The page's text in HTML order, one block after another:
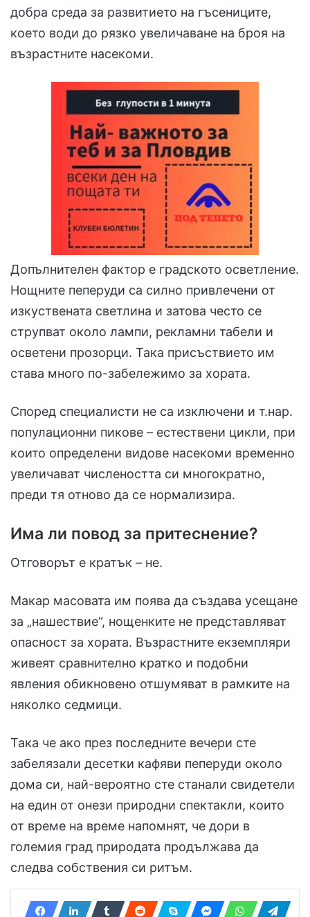
добра среда за развитието на гъсениците,
което води до рязко увеличаване на броя на
възрастните насекоми.
Допълнителен фактор е градското осветление.
Нощните пеперуди са силно привлечени от
изкуствената светлина и затова често се
струпват около лампи, рекламни табели и
осветени прозорци. Така присъствието им
става много по-забележимо за хората.
Според специалисти не са изключени и т.нар.
популационни пикове – естествени цикли, при
които определени видове насекоми временно
увеличават числеността си многократно,
преди тя отново да се нормализира.
Има ли повод за притеснение?
Отговорът е кратък – не.
Макар масовата им поява да създава усещане
за „нашествие“, нощенките не представляват
опасност за хората. Възрастните екземпляри
живеят сравнително кратко и подобни
явления обикновено отшумяват в рамките на
няколко седмици.
Така че ако през последните вечери сте
забелязали десетки кафяви пеперуди около
дома си, най-вероятно сте станали свидетели
на един от онези природни спектакли, които
от време на време напомнят, че дори в
големия град природата продължава да
следва собствения си ритъм.